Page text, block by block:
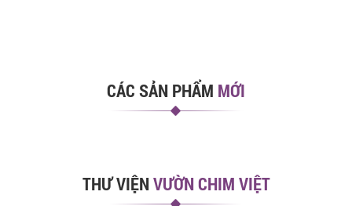
CÁC SẢN PHẨM MỚI
THƯ VIỆNVƯỜN CHIM VIỆT